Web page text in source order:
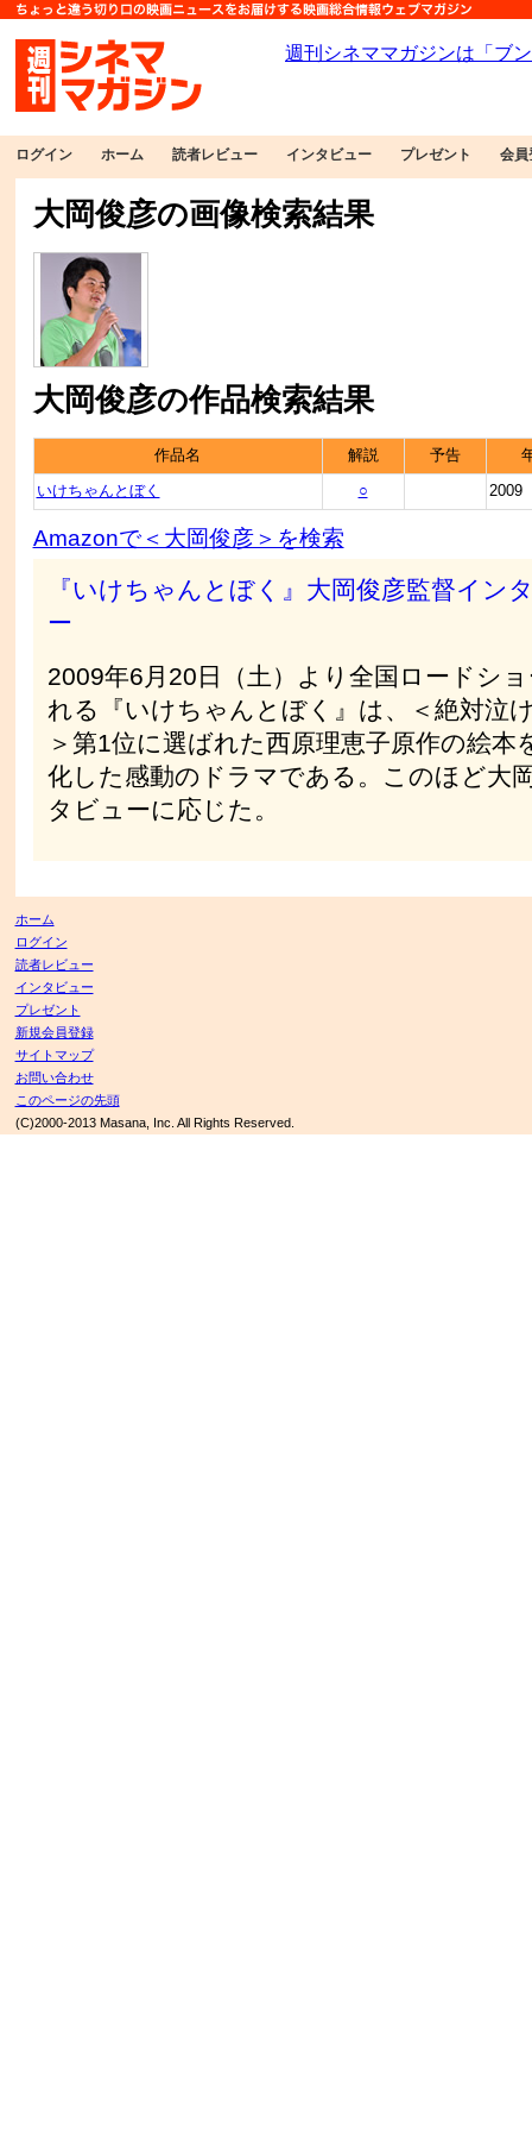
ログイン ホーム 読者レビュー インタビュー プレゼント 会員
大岡俊彦の画像検索結果
大岡俊彦の作品検索結果
作品名 解説 予告
いけちゃんとぼく ○ 2009
Amazonで＜大岡俊彦＞を検索
『いけちゃんとぼく』大岡俊彦監督イン
ー
2009年6月20日（土）より全国ロードシ
れる『いけちゃんとぼく』は、＜絶対泣
＞第1位に選ばれた西原理恵子原作の絵本
化した感動のドラマである。このほど大
タビューに応じた。
ホーム
ログイン
読者レビュー
インタビュー
プレゼント
新規会員登録
サイトマップ
お問い合わせ
このページの先頭
(C)2000-2013 Masana, Inc. All Rights Reserved.